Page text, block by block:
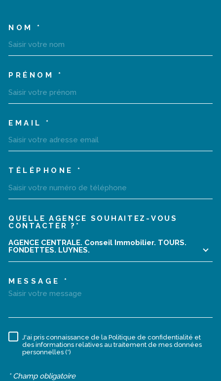
NOM *
PRÉNOM *
EMAIL *
TÉLÉPHONE *
QUELLE AGENCE SOUHAITEZ-VOUS
CONTACTER ?*
AGENCE CENTRALE. Conseil Immobilier. TOURS.
FONDETTES. LUYNES.
MESSAGE *
RÈGLEMENTATION
J'ai pris connaissance de la Politique de confidentialité et
des informations relatives au traitement de mes données
personnelles (*)
* Champ obligatoire